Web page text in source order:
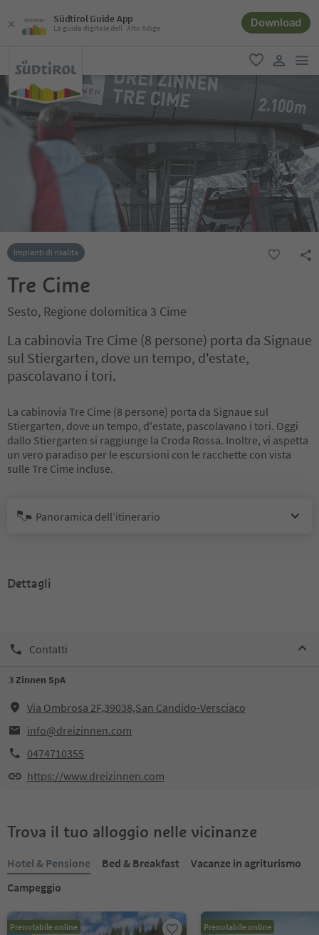
Südtirol Guide App
La guida digitale dell´Alto Adige Download
favoriti
user link
Impianti di risalita
Tre Cime
Sesto, Regione dolomitica 3 Cime
La cabinovia Tre Cime (8 persone) porta da Signaue
sul Stiergarten, dove un tempo, d'estate,
pascolavano i tori.
La cabinovia Tre Cime (8 persone) porta da Signaue sul
Stiergarten, dove un tempo, d'estate, pascolavano i tori. Oggi
dallo Stiergarten si raggiunge la Croda Rossa. Inoltre, vi aspetta
un vero paradiso per le escursioni con le racchette con vista
sulle Tre Cime incluse.
Panoramica dell’itinerario
Dettagli
Contatti
3 Zinnen SpA
Via Ombrosa 2F,39038,San Candido-Versciaco
info@dreizinnen.com
0474710355
https://www.dreizinnen.com
Trova il tuo alloggio nelle vicinanze
Hotel & Pensione Bed & Breakfast
Vacanze in agriturismo
Campeggio
Prenotabile online Prenotabile online